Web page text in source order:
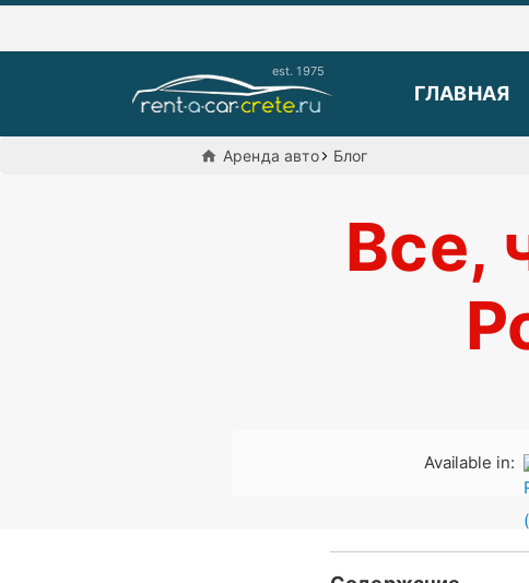
ГЛАВНАЯ
Aренда авто Блог
Все,
Available in: